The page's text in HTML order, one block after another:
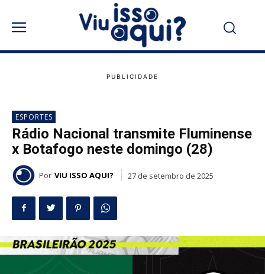
ESPORTES
Rádio Nacional transmite Fluminense
x Botafogo neste domingo (28)
Por VIU ISSO AQUI? 27 de setembro de 2025